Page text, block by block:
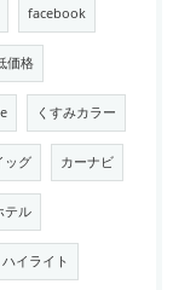
facebook
価格
くすみカラー
ッグ カーナビ
テル
ハイライト